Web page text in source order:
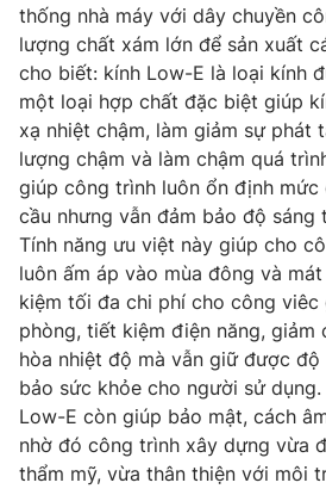
THỜI BÁO VTV
Theo dõi báo trên
Cơ quan chủ quản:Đài Truyền hình
Cơ quan báo chí:Thời báo VTV
Giấy phép hoạt động báo in và báo
cấp ngày 29/12/2023
Tổng Biên tập: Vũ Thanh Thủy
Phó Tổng Biên tập:
Nguyễn Thị Mỹ
Nguyễn Trọng Ninh
Tổng đài VTV: 024.38 355 931 -
thống nhà máy với dây chuyền
lượng chất xám lớn để sản xuất
cho biết: kính Low-E là loại kính
một loại hợp chất đặc biệt giúp
xạ nhiệt chậm, làm giảm sự phát
lượng chậm và làm chậm quá
giúp công trình luôn ổn định mức
cầu nhưng vẫn đảm bảo độ sáng
Tính năng ưu việt này giúp cho
luôn ấm áp vào mùa đông và
kiệm tối đa chi phí cho công
phòng, tiết kiệm điện năng, giảm
hòa nhiệt độ mà vẫn giữ được độ
bảo sức khỏe cho người sử
Low-E còn giúp bảo mật, cách
nhờ đó công trình xây dựng vừa
thẩm mỹ, vừa thân thiện với môi